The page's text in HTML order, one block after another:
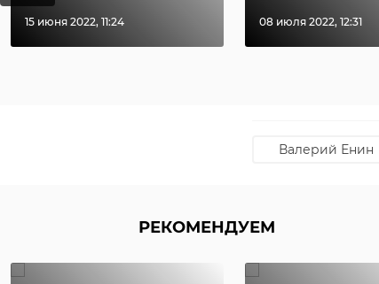
15 июня 2022, 11:24 08 июля 2022, 12:31
Валерий Енин
РЕКОМЕНДУЕМ